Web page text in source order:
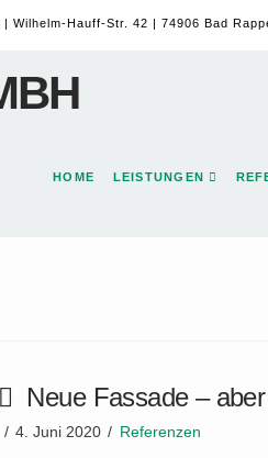
| Wilhelm-Hauff-Str. 42 | 74906 Bad
HOME LEISTUNGEN
Neue Fassade –
4. Juni 2020 Referenzen